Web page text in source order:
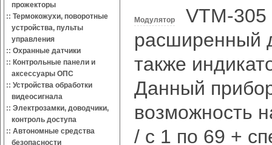
прожекторы
:: Термокожухи, поворотные
устройства, пульты
управления
:: Охранные датчики
:: Контрольные панели и
аксессуары ОПС
:: Устройства обработки
видеосигнала
:: Электрозамки, доводчики,
контроль доступа
:: Автономные средства
безопасности
Модулятор
VTM-305
расширенный
также
Данный
возможность
/ с 1 по 69 +